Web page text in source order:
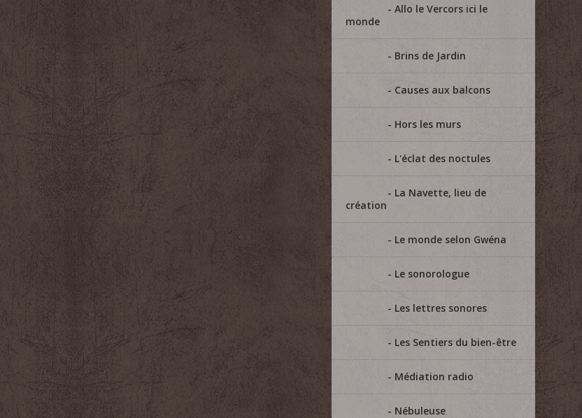
Allo le Vercors ici le
monde
Brins de Jardin
Causes aux balcons
Hors les murs
L'éclat des noctules
La Navette, lieu de
création
Le monde selon Gwéna
Le sonorologue
Les lettres sonores
Les Sentiers du bien-être
Médiation radio
Nébuleuse